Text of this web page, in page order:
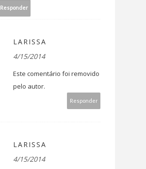
Responder
LARISSA
4/15/2014
Este comentário foi removido
pelo autor.
Responder
LARISSA
4/15/2014